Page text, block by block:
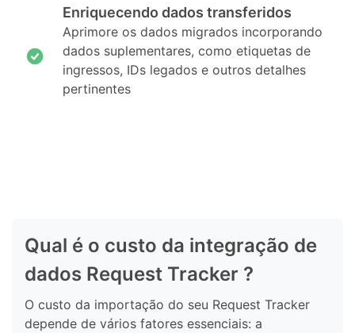
Enriquecendo dados transferidos
Aprimore os dados migrados incorporando
dados suplementares, como etiquetas de
ingressos, IDs legados e outros detalhes
pertinentes
Qual é o custo da integração de
dados Request Tracker ?
O custo da importação do seu Request Tracker
depende de vários fatores essenciais: a